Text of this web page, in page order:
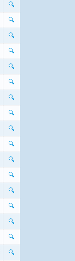
🔍
🔍
🔍
🔍
🔍
🔍
🔍
🔍
🔍
🔍
🔍
🔍
🔍
🔍
🔍
🔍
🔍